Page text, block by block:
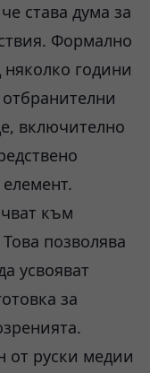
става дума за
Формално
години
включително
към
позволява
усвояват
за
от руски медии